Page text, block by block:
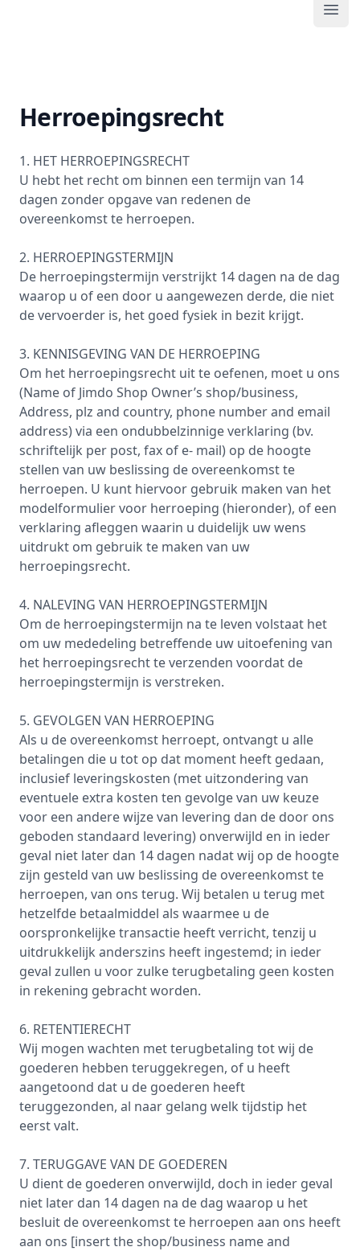
Herroepingsrecht
1. HET HERROEPINGSRECHT
U hebt het recht om binnen een termijn van 14
dagen zonder opgave van redenen de
overeenkomst te herroepen.
2. HERROEPINGSTERMIJN
De herroepingstermijn verstrijkt 14 dagen na de dag
waarop u of een door u aangewezen derde, die niet
de vervoerder is, het goed fysiek in bezit krijgt.
3. KENNISGEVING VAN DE HERROEPING
Om het herroepingsrecht uit te oefenen, moet u ons
(Name of Jimdo Shop Owner’s shop/business,
Address, plz and country, phone number and email
address) via een ondubbelzinnige verklaring (bv.
schriftelijk per post, fax of e- mail) op de hoogte
stellen van uw beslissing de overeenkomst te
herroepen. U kunt hiervoor gebruik maken van het
modelformulier voor herroeping (hieronder), of een
verklaring afleggen waarin u duidelijk uw wens
uitdrukt om gebruik te maken van uw
herroepingsrecht.
4. NALEVING VAN HERROEPINGSTERMIJN
Om de herroepingstermijn na te leven volstaat het
om uw mededeling betreffende uw uitoefening van
het herroepingsrecht te verzenden voordat de
herroepingstermijn is verstreken.
5. GEVOLGEN VAN HERROEPING
Als u de overeenkomst herroept, ontvangt u alle
betalingen die u tot op dat moment heeft gedaan,
inclusief leveringskosten (met uitzondering van
eventuele extra kosten ten gevolge van uw keuze
voor een andere wijze van levering dan de door ons
geboden standaard levering) onverwijld en in ieder
geval niet later dan 14 dagen nadat wij op de hoogte
zijn gesteld van uw beslissing de overeenkomst te
herroepen, van ons terug. Wij betalen u terug met
hetzelfde betaalmiddel als waarmee u de
oorspronkelijke transactie heeft verricht, tenzij u
uitdrukkelijk anderszins heeft ingestemd; in ieder
geval zullen u voor zulke terugbetaling geen kosten
in rekening gebracht worden.
6. RETENTIERECHT
Wij mogen wachten met terugbetaling tot wij de
goederen hebben teruggekregen, of u heeft
aangetoond dat u de goederen heeft
teruggezonden, al naar gelang welk tijdstip het
eerst valt.
7. TERUGGAVE VAN DE GOEDEREN
U dient de goederen onverwijld, doch in ieder geval
niet later dan 14 dagen na de dag waarop u het
besluit de overeenkomst te herroepen aan ons heeft
aan ons [insert the shop/business name and